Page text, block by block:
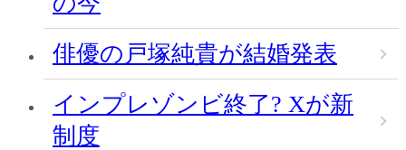
俳優の戸塚純貴が結婚発表
インプレゾンビ終了? Xが新
制度